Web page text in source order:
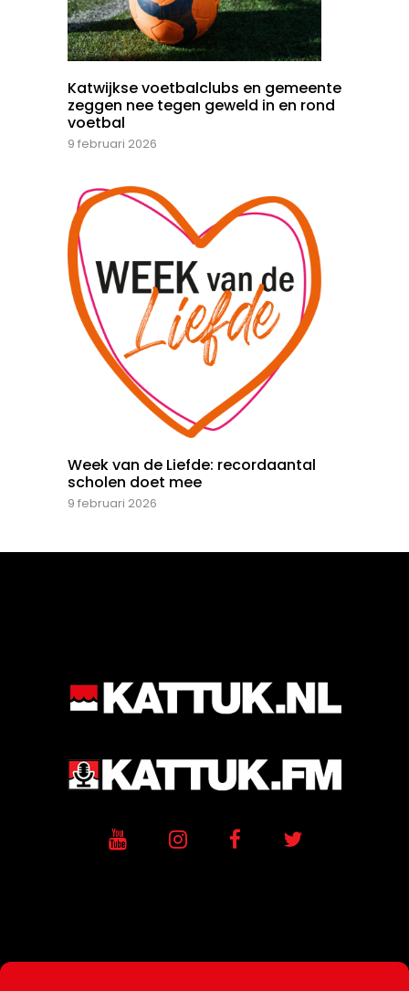
Katwijkse voetbalclubs en gemeente
zeggen nee tegen geweld in en rond
voetbal
9 februari 2026
Week van de Liefde: recordaantal
scholen doet mee
9 februari 2026